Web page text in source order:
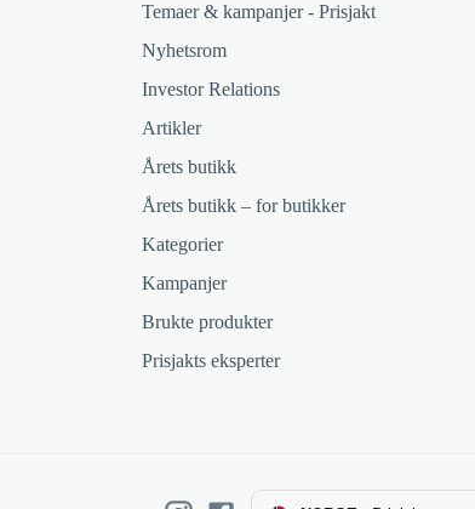
Temaer & kampanjer - Prisjakt
Nyhetsrom
Investor Relations
Artikler
Årets butikk
Årets butikk – for butikker
Kategorier
Kampanjer
Brukte produkter
Prisjakts eksperter